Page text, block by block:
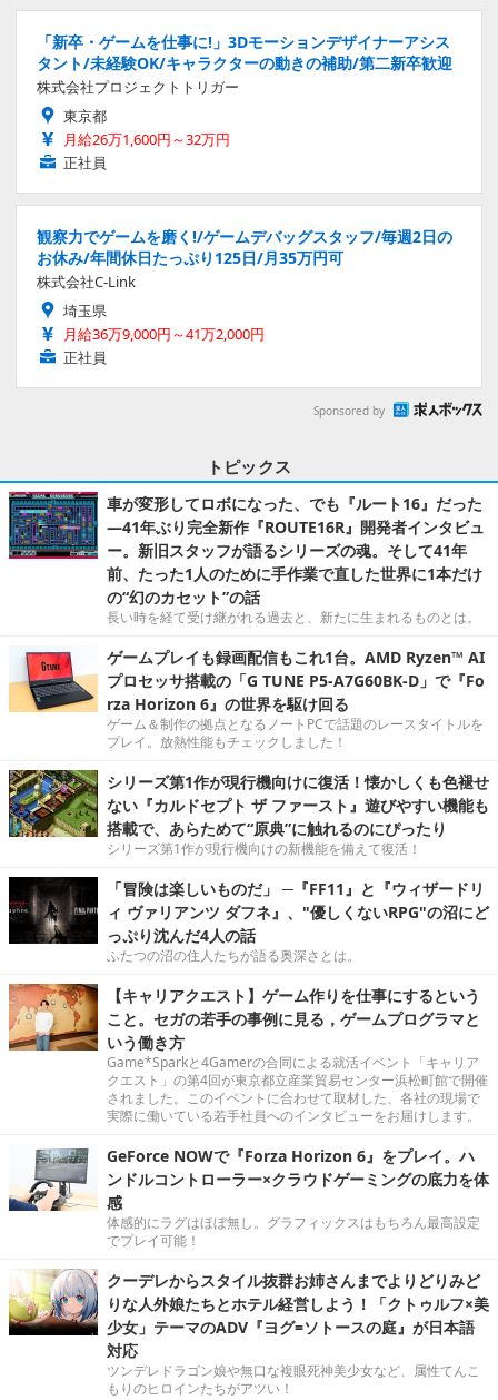
「新卒・ゲームを仕事に!」3Dモーションデザイナーアシス
タント/未経験OK/キャラクターの動きの補助/第二新卒歓迎
株式会社プロジェクトトリガー
東京都
月給26万1,600円～32万円
正社員
観察力でゲームを磨く!/ゲームデバッグスタッフ/毎週2日の
お休み/年間休日たっぷり125日/月35万円可
株式会社C-Link
埼玉県
月給36万9,000円～41万2,000円
正社員
Sponsored by
トピックス
車が変形してロボになった、でも『ルート16』だった
―41年ぶり完全新作『ROUTE16R』開発者インタビュ
ー。新旧スタッフが語るシリーズの魂。そして41年
前、たった1人のために手作業で直した世界に1本だけ
の“幻のカセット”の話
長い時を経て受け継がれる過去と、新たに生まれるものとは。
ゲームプレイも録画配信もこれ1台。AMD Ryzen™ AI
プロセッサ搭載の「G TUNE P5-A7G60BK-D」で『Fo
rza Horizon 6』の世界を駆け回る
ゲーム＆制作の拠点となるノートPCで話題のレースタイトルを
プレイ。放熱性能もチェックしました！
シリーズ第1作が現行機向けに復活！懐かしくも色褪せ
ない『カルドセプト ザ ファースト』遊びやすい機能も
搭載で、あらためて“原典”に触れるのにぴったり
シリーズ第1作が現行機向けの新機能を備えて復活！
「冒険は楽しいものだ」 ─『FF11』と『ウィザードリ
ィ ヴァリアンツ ダフネ』、"優しくないRPG"の沼にど
っぷり沈んだ4人の話
ふたつの沼の住人たちが語る奥深さとは。
【キャリアクエスト】ゲーム作りを仕事にするという
こと。セガの若手の事例に見る，ゲームプログラマと
いう働き方
Game*Sparkと4Gamerの合同による就活イベント「キャリア
クエスト」の第4回が東京都立産業貿易センター浜松町館で開催
されました。このイベントに合わせて取材した、各社の現場で
実際に働いている若手社員へのインタビューをお届けします。
GeForce NOWで『Forza Horizon 6』をプレイ。ハ
ンドルコントローラー×クラウドゲーミングの底力を体
感
体感的にラグはほぼ無し。グラフィックスはもちろん最高設定
でプレイ可能！
クーデレからスタイル抜群お姉さんまでよりどりみど
りな人外娘たちとホテル経営しよう！「クトゥルフ×美
少女」テーマのADV『ヨグ=ソトースの庭』が日本語
対応
ツンデレドラゴン娘や無口な複眼死神美少女など、属性てんこ
もりのヒロインたちがアツい！